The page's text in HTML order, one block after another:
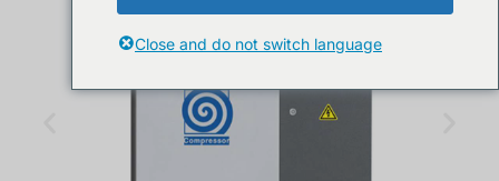
Close and do not switch language